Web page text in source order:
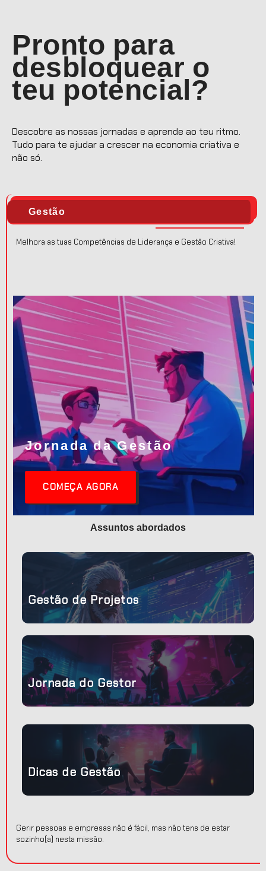
Pronto para
desbloquear o
teu potencial?
Descobre as nossas jornadas e aprende ao teu ritmo.
Tudo para te ajudar a crescer na economia criativa e
não só.
Gestão
Melhora as tuas Competências de Liderança e Gestão Criativa!
Jornada da Gestão
COMEÇA AGORA
Assuntos abordados
Gestão de Projetos
Jornada do Gestor
Dicas de Gestão
Gerir pessoas e empresas não é fácil, mas não tens de estar
sozinho(a) nesta missão.